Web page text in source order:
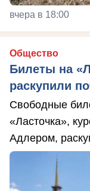
вчера в 18:00
Общество
Билеты на
раскупили
Свободные
«Ласточка»,
Адлером,